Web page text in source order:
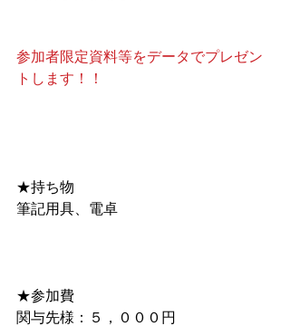
参加者限定資料等をデータでプレゼン
トします！！
★持ち物
筆記用具、電卓
★参加費
関与先様：５，０００円